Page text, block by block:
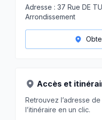
Adresse : 37 Rue DE
Arrondissement
Accès et
Retrouvez l’adresse
l’itinéraire en un clic.